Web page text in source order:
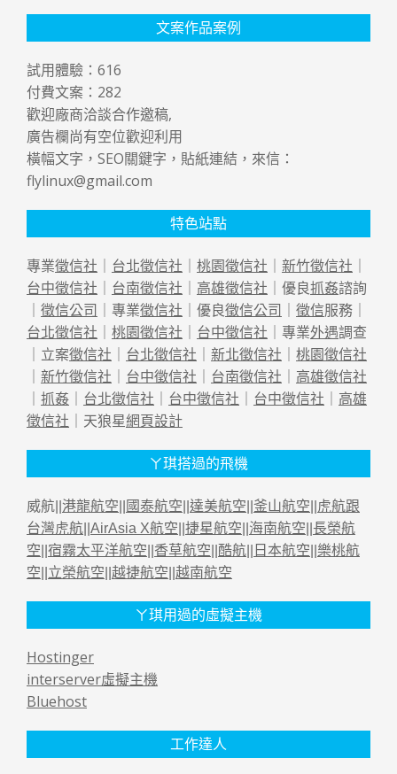
文案作品案例
試用體驗： 616
付費文案： 282
歡迎廠商洽談合作邀稿,
廣告欄尚有空位歡迎利用
橫幅文字，SEO關鍵字，貼紙連結，來信：
flylinux@gmail.com
特色站點
專業徵信社 台北徵信社 桃園徵信社 新竹徵信社
台中徵信社
台南徵信社 高雄徵信社 ｜優良抓姦諮詢
徵信公司 ｜專業徵信社 ｜優良徵信公司 徵信服務｜
台北徵信社
桃園徵信社 台中徵信社 ｜專業外遇調查
｜立案徵信社 台北徵信社 新北徵信社
桃園徵信社
新竹徵信社 台中徵信社 台南徵信社
高雄徵信社
抓姦 台北徵信社 台中徵信社 台中徵信社
高雄
徵信社 ｜天狼星網頁設計
ㄚ琪搭過的飛機
威航|| 港龍航空 國泰航空 達美航空 釜山航空
虎航跟
台灣虎航 AirAsia X航空 捷星航空 海南航空 長榮航
空 宿霧太平洋航空 香草航空 酷航 日本航空 樂桃航
空 立榮航空 越捷航空 越南航空
ㄚ琪用過的虛擬主機
Hostinger
interserver虛擬主機
Bluehost
工作達人